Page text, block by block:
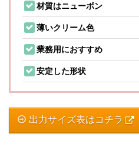
材質はニューボン
薄いクリーム色
業務用におすすめ
安定した形状
出力サイズ表はコチラ